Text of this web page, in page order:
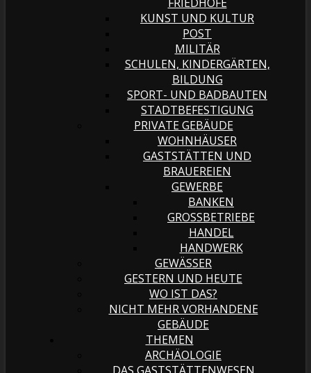
KUNST UND KULTUR
POST
MILITÄR
SCHULEN, KINDERGÄRTEN,
BILDUNG
SPORT- UND BADBAUTEN
STADTBEFESTIGUNG
PRIVATE GEBÄUDE
WOHNHÄUSER
GASTSTÄTTEN UND
BRAUEREIEN
GEWERBE
BANKEN
GROSSBETRIEBE
HANDEL
HANDWERK
GEWÄSSER
GESTERN UND HEUTE
WO IST DAS?
NICHT MEHR VORHANDENE
GEBÄUDE
THEMEN
ARCHÄOLOGIE